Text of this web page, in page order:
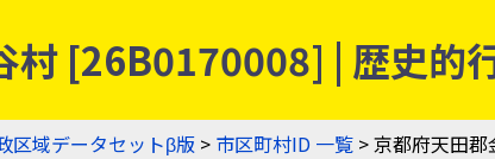
村 [26B0170008] | 歴史的
区域データセットβ版 > 市区町村ID 一覧 > 京都府天田